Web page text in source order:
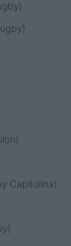
Capitolina)